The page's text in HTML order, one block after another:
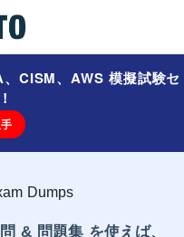
CISM、AWS 模擬試験セ
Dumps
& 問題集 を使えば、